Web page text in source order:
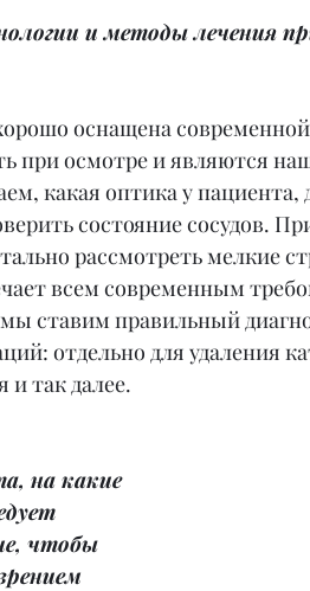
и методы лечения
оснащена
при осмотре и являются
какая оптика у пациента,
состояние сосудов.
рассмотреть мелкие
всем современным
ставим правильный
отдельно для удаления
и так далее.
на какие
чтобы